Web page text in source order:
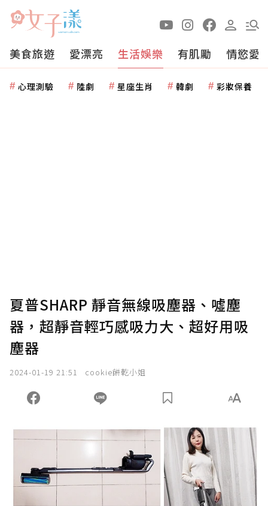
美食旅遊 愛漂亮 生活娛樂 有肌勵 情慾愛
心理測驗 陸劇 星座生肖 韓劇 彩妝保養
夏普SHARP 靜音無線吸塵器、噓塵
器，超靜音輕巧感吸力大、超好用吸
塵器
2024-01-19 21:51 cookie餅乾小姐